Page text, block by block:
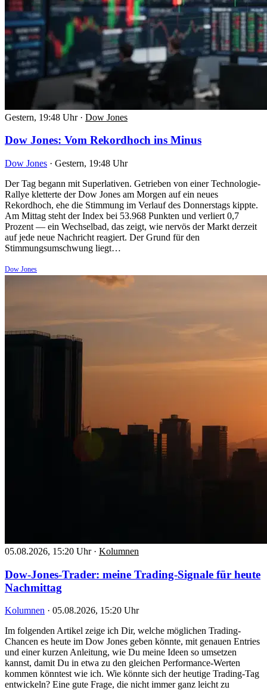
Gestern, 19:48 Uhr · Dow Jones
Dow Jones: Vom Rekordhoch ins Minus
Dow Jones · Gestern, 19:48 Uhr
Der Tag begann mit Superlativen. Getrieben von einer Technologie-
Rallye kletterte der Dow Jones am Morgen auf ein neues
Rekordhoch, ehe die Stimmung im Verlauf des Donnerstags kippte.
Am Mittag steht der Index bei 53.968 Punkten und verliert 0,7
Prozent — ein Wechselbad, das zeigt, wie nervös der Markt derzeit
auf jede neue Nachricht reagiert. Der Grund für den
Stimmungsumschwung liegt…
Dow Jones
05.08.2026, 15:20 Uhr · Kolumnen
Dow-Jones-Trader: meine Trading-Signale für heute
Nachmittag
Kolumnen · 05.08.2026, 15:20 Uhr
Im folgenden Artikel zeige ich Dir, welche möglichen Trading-
Chancen es heute im Dow Jones geben könnte, mit genauen Entries
und einer kurzen Anleitung, wie Du meine Ideen so umsetzen
kannst, damit Du in etwa zu den gleichen Performance-Werten
kommen könntest wie ich. Wie könnte sich der heutige Trading-Tag
entwickeln? Eine gute Frage, die nicht immer ganz leicht zu